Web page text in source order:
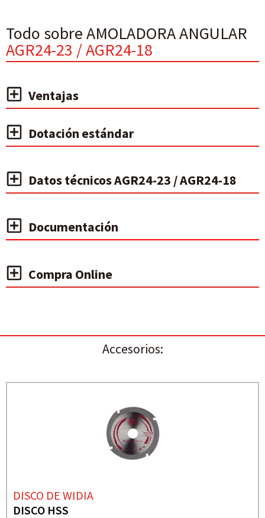
Todo sobre AMOLADORA ANGULAR
AGR24-23 / AGR24-18
Ventajas
Dotación estándar
Datos técnicos AGR24-23 / AGR24-18
Documentación
Compra Online
Accesorios:
DISCO DE WIDIA
DISCO HSS